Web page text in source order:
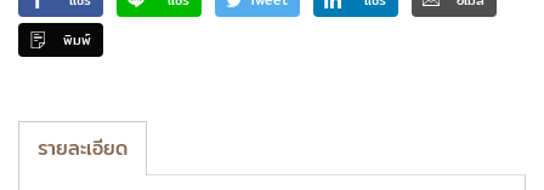
พิมพ์
รายละเอียด